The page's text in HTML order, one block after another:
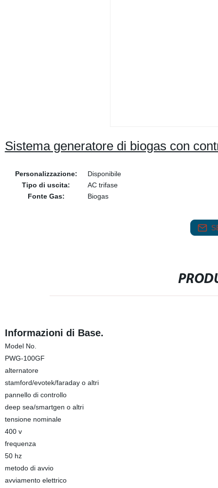
Sistema generatore di biogas con
Personalizzazione:
Disponibile
Tipo di uscita:
AC trifase
Fonte Gas:
Biogas
Informazioni di Base.
Model No.
PWG-100GF
alternatore
stamford/evotek/faraday o altri
pannello di controllo
deep sea/smartgen o altri
tensione nominale
400 v
frequenza
50 hz
metodo di avvio
avviamento elettrico